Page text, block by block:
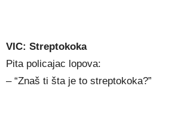
VIC: Streptokoka
Pita policajac lopova:
– “Znaš ti šta je to streptokoka?”